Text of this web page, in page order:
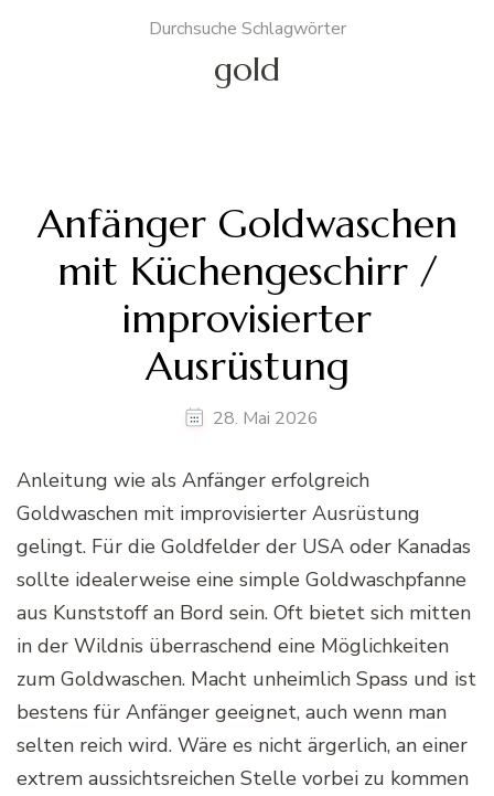
Durchsuche Schlagwörter
gold
Anfänger Goldwaschen
mit Küchengeschirr /
improvisierter
Ausrüstung
28. Mai 2026
Anleitung wie als Anfänger erfolgreich
Goldwaschen mit improvisierter Ausrüstung
gelingt. Für die Goldfelder der USA oder Kanadas
sollte idealerweise eine simple Goldwaschpfanne
aus Kunststoff an Bord sein. Oft bietet sich mitten
in der Wildnis überraschend eine Möglichkeiten
zum Goldwaschen. Macht unheimlich Spass und ist
bestens für Anfänger geeignet, auch wenn man
selten reich wird. Wäre es nicht ärgerlich, an einer
extrem aussichtsreichen Stelle vorbei zu kommen